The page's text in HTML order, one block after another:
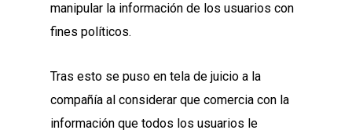
manipular la información de los usuarios con
fines políticos.
Tras esto se puso en tela de juicio a la
compañía al considerar que comercia con la
información que todos los usuarios le